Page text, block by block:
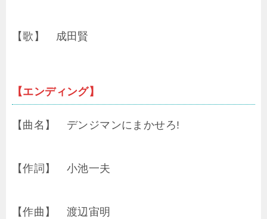
【歌】 成田賢
【エンディング】
【曲名】 デンジマンにまかせろ!
【作詞】 小池一夫
【作曲】 渡辺宙明